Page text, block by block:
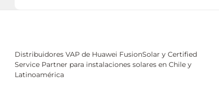
Distribuidores VAP de Huawei FusionSolar y Certified
Service Partner para instalaciones solares en Chile y
Latinoamérica